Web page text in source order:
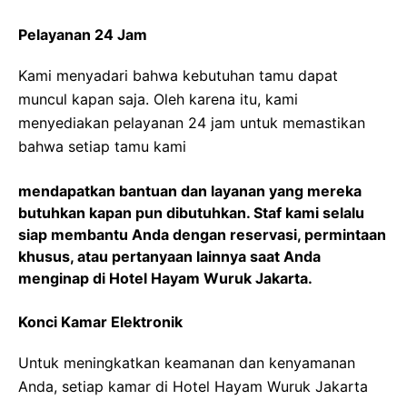
Pelayanan 24 Jam
Kami menyadari bahwa kebutuhan tamu dapat
muncul kapan saja. Oleh karena itu, kami
menyediakan pelayanan 24 jam untuk memastikan
bahwa setiap tamu kami
mendapatkan bantuan dan layanan yang mereka
butuhkan kapan pun dibutuhkan. Staf kami selalu
siap membantu Anda dengan reservasi, permintaan
khusus, atau pertanyaan lainnya saat Anda
menginap di Hotel Hayam Wuruk Jakarta.
Konci Kamar Elektronik
Untuk meningkatkan keamanan dan kenyamanan
Anda, setiap kamar di Hotel Hayam Wuruk Jakarta